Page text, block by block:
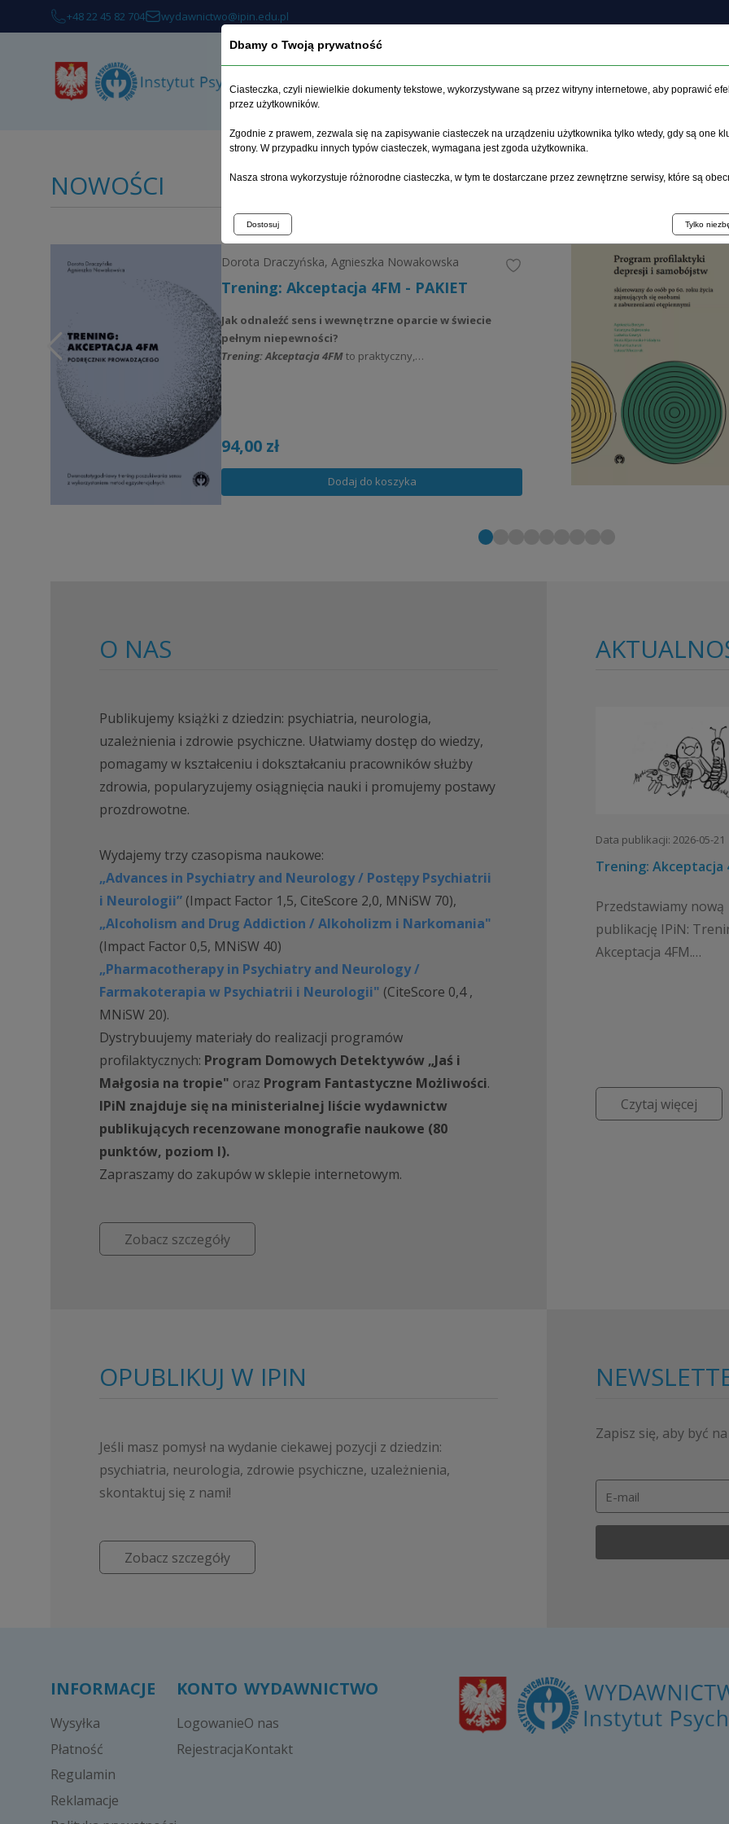
+48 22 45 82 704 wydawnictwo@ipin.edu.pl
Książki Czasopisma
Programy
profilaktyczne
O
NOWOŚCI
Dorota Draczyńska, Agnieszka Nowakowska
Trening: Akceptacja 4FM - PAKIET
Jak odnaleźć sens i wewnętrzne oparcie w świecie
pełnym niepewności?
Trening: Akceptacja 4FMto praktyczny,
94,00 zł
Dodaj do koszyka
1
O NAS
Publikujemy książki z dziedzin: psychiatria, neurologia,
uzależnienia i zdrowie psychiczne. Ułatwiamy dostęp do wiedzy,
pomagamy w kształceniu i dokształcaniu pracowników służby
zdrowia, popularyzujemy osiągnięcia nauki i promujemy postawy
prozdrowotne.
Wydajemy trzy czasopisma naukowe:
„Advances in Psychiatry and Neurology / Postępy Psychiatrii
i Neurologii” (Impact Factor 1,5, CiteScore 2,0, MNiSW 70),
„Alcoholism and Drug Addiction / Alkoholizm i Narkomania"
(Impact Factor 0,5, MNiSW 40)
„Pharmacotherapy in Psychiatry and Neurology /
Farmakoterapia w Psychiatrii i Neurologii" (CiteScore 0,4 ,
MNiSW 20).
Dystrybuujemy materiały do realizacji programów
profilaktycznych: Program Domowych Detektywów „Jaś i
Małgosia na tropie" oraz Program Fantastyczne Możliwości.
IPiN znajduje się na ministerialnej liście wydawnictw
publikujących recenzowane monografie naukowe (80
punktów, poziom I).
Zapraszamy do zakupów w sklepie internetowym.
Zobacz szczegóły
Data publikacji: 2026-05-21
Trening: Akceptacja
Przedstawiamy nową
publikację IPiN:
Akceptacja 4FM.
program
Doroty Dra...
Czytaj więcej
OPUBLIKUJ W IPIN
Jeśli masz pomysł na wydanie ciekawej pozycji z dziedzin:
psychiatria, neurologia, zdrowie psychiczne, uzależnienia,
skontaktuj się z nami!
Zobacz szczegóły
Zapisz się, aby być
INFORMACJE
Wysyłka
Płatność
Regulamin
Reklamacje
KONTO
Logowanie
Rejestracja
WYDAWNICTWO
O nas
Kontakt
Dbamy o Twoją prywatność
Ciasteczka, czyli niewielkie dokumenty tekstowe, wykorzystywane są przez witryny internetowe, aby poprawić
przez użytkowników.
Zgodnie z prawem, zezwala się na zapisywanie ciasteczek na urządzeniu użytkownika tylko wtedy, gdy są one
strony. W przypadku innych typów ciasteczek, wymagana jest zgoda użytkownika.
Nasza strona wykorzystuje różnorodne ciasteczka, w tym te dostarczane przez zewnętrzne serwisy, które są
Dostosuj Tylko